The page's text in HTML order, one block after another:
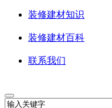
装修建材知识
装修建材百科
联系我们